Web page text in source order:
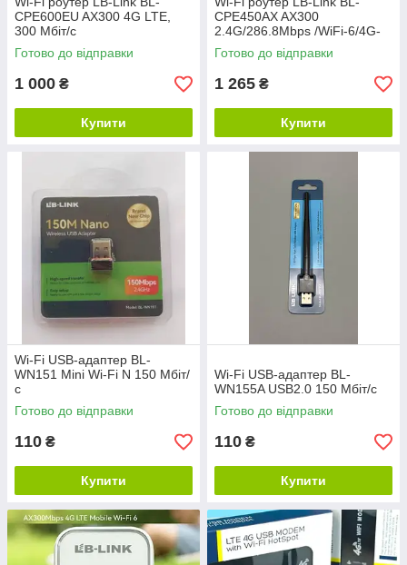
CPE600EU AX300 4G LTE,
300 Мбіт/с
Готово до відправки
1 000 ₴
Купити
CPE450AX AX300
2.4G/286.8Mbps /WiFi-6/4G-
LTE/антени:4*high grain
Готово до відправки
1 265 ₴
Купити
Wi-Fi USB-адаптер BL-
WN151 Mini Wi-Fi N 150 Мбіт/
с
Готово до відправки
110 ₴
Купити
Wi-Fi USB-адаптер BL-
WN155A USB2.0 150 Мбіт/с
Готово до відправки
110 ₴
Купити